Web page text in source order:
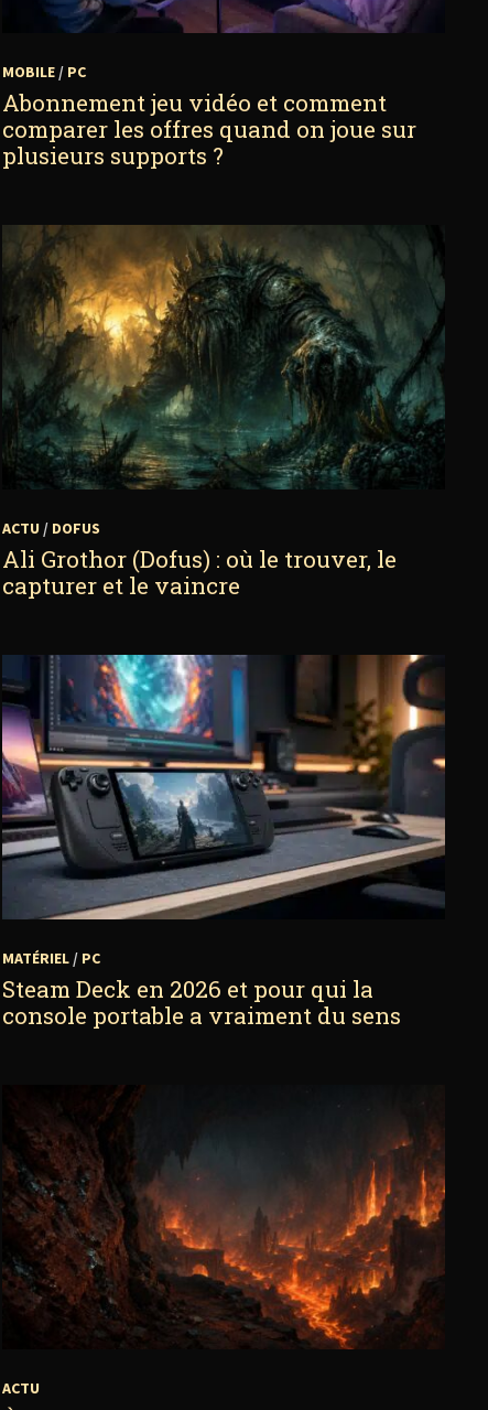
MOBILE/ PC
Abonnement jeu vidéo et comment
comparer les offres quand on joue sur
plusieurs supports ?
ACTU / DOFUS
Ali Grothor (Dofus) : où le trouver, le
capturer et le vaincre
MATÉRIEL/ PC
Steam Deck en 2026 et pour qui la
console portable a vraiment du sens
ACTU